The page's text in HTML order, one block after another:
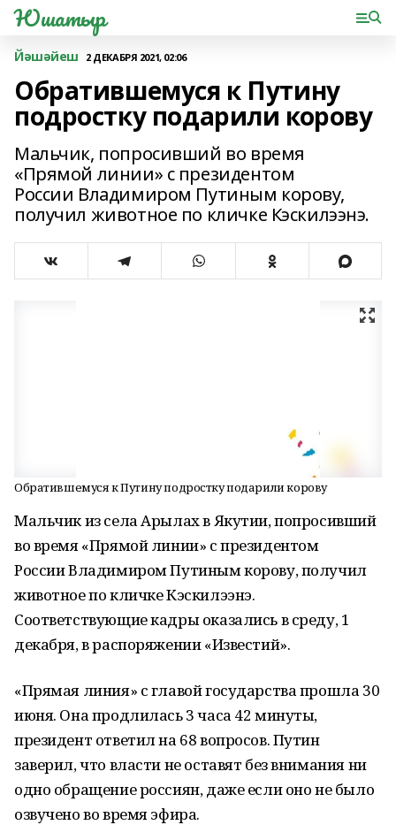
Юшатыр
Йәшәйеш 2 ДЕКАБРЯ 2021, 02:06
Обратившемуся к Путину
подростку подарили корову
Мальчик, попросивший во время
«Прямой линии» с президентом
России Владимиром Путиным корову,
получил животное по кличке Кэскилээнэ.
Обратившемуся к Путину подростку подарили корову
Мальчик из села Арылах в Якутии, попросивший
во время «Прямой линии» с президентом
России Владимиром Путиным корову, получил
животное по кличке Кэскилээнэ.
Соответствующие кадры оказались в среду, 1
декабря, в распоряжении «Известий».
«Прямая линия» с главой государства прошла 30
июня. Она продлилась 3 часа 42 минуты,
президент ответил на 68 вопросов. Путин
заверил, что власти не оставят без внимания ни
одно обращение россиян, даже если оно не было
озвучено во время эфира.